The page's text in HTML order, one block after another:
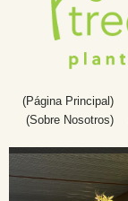
(Página Principal)
(Sobre Nosotros)